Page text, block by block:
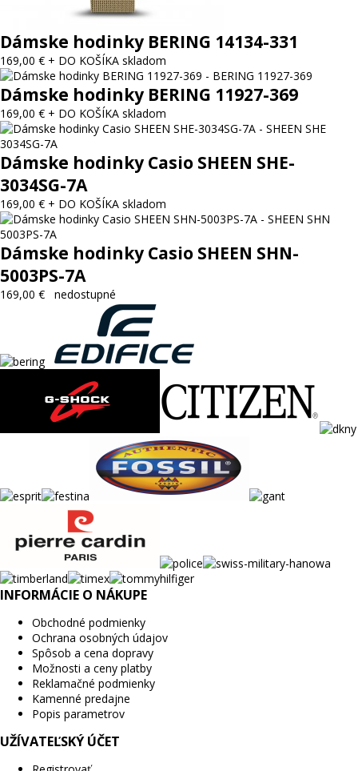
Dámske hodinky BERING 14134-331
169,00 € + DO KOŠÍKA skladom
Dámske hodinky BERING 11927-369
169,00 € + DO KOŠÍKA skladom
Dámske hodinky Casio SHEEN SHE-
3034SG-7A
169,00 € + DO KOŠÍKA skladom
Dámske hodinky Casio SHEEN SHN-
5003PS-7A
169,00 € nedostupné
INFORMÁCIE O NÁKUPE
Obchodné podmienky
Ochrana osobných údajov
Spôsob a cena dopravy
Možnosti a ceny platby
Reklamačné podmienky
Kamenné predajne
Popis parametrov
UŽÍVATEĽSKÝ ÚČET